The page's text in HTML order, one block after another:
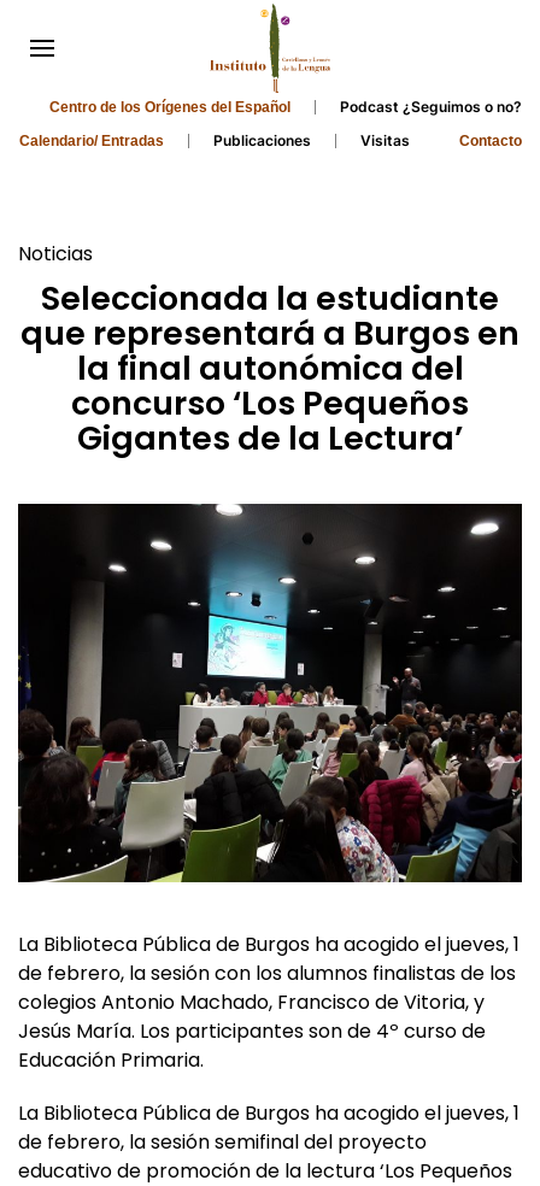
Centro de los Orígenes del Español Podcast ¿Seguimos o no?
Calendario/ Entradas Publicaciones
Visitas
Noticias
Seleccionada la estudiante
que representará a Burgos en
la final autonómica del
concurso ‘Los Pequeños
Gigantes de la Lectura’
La Biblioteca Pública de Burgos ha acogido el jueves, 1
de febrero, la sesión con los alumnos finalistas de los
colegios Antonio Machado, Francisco de Vitoria, y
Jesús María. Los participantes son de 4º curso de
La Biblioteca Pública de Burgos ha acogido el jueves, 1
de febrero, la sesión semifinal del proyecto